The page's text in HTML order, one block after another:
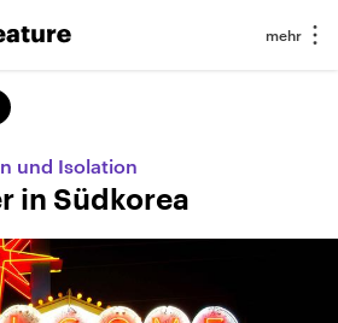
und Isolation
in Südkorea